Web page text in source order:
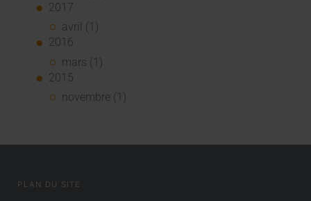
2017
avril (1)
2016
mars (1)
2015
novembre (1)
PLAN DU SITE